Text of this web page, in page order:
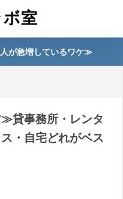
人が急増しているワケ≫
貸事務所・レンタ
・自宅どれがベス